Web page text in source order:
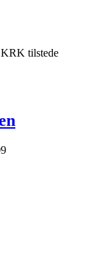
KRK tilstede